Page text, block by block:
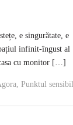
e singurătate, e
infinit-îngust al
cu monitor […]
, Punktul sensibil